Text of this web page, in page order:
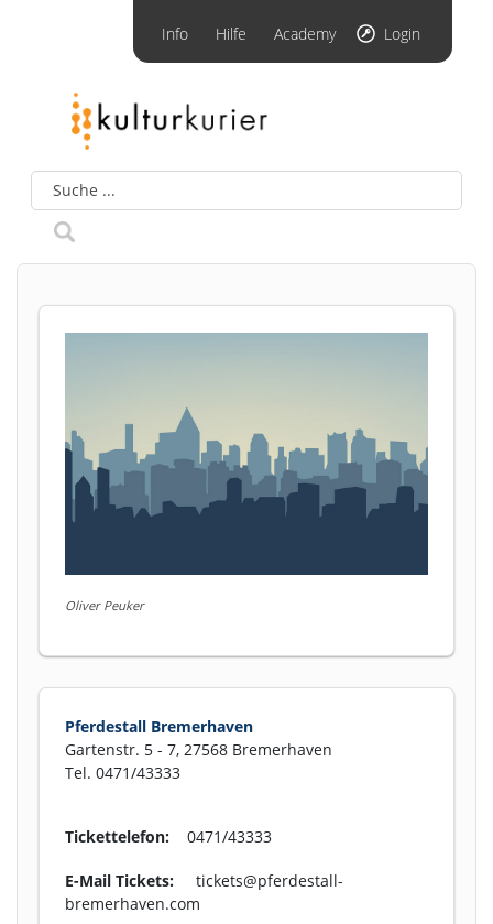
Info Hilfe Academy Login
Oliver Peuker
Pferdestall Bremerhaven
Gartenstr. 5 - 7, 27568 Bremerhaven
Tel. 0471/43333
Tickettelefon: 0471/43333
E-Mail Tickets: tickets@pferdestall-
bremerhaven.com